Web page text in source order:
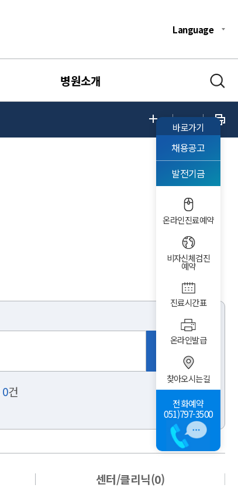
Language
병원소개
0건
센터/클리닉(0)
바로가기
채용공고
발전기금
온라인진료예약
비자신체검진
예약
진료시간표
온라인발급
찾아오시는길
전화예약
051)797-3500